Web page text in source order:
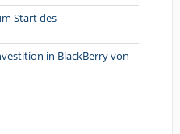
Start des
in BlackBerry von